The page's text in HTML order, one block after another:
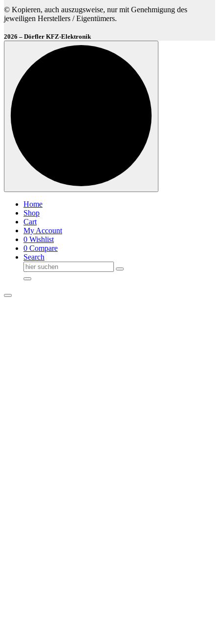
© Kopieren, auch auszugsweise, nur mit Genehmigung des
jeweiligen Herstellers / Eigentümers.
2026 – Dörfler KFZ-Elektronik
Home
Shop
Cart
My Account
0 Wishlist
0 Compare
Search
Suche
nach: